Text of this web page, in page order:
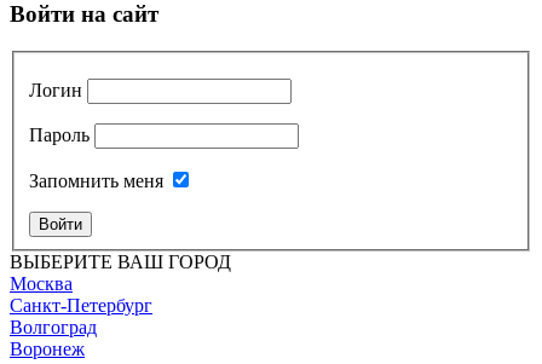
Войти на сайт
Логин
Пароль
Запомнить меня
Войти
ВЫБЕРИТЕ ВАШ ГОРОД
Москва
Санкт-Петербург
Волгоград
Воронеж